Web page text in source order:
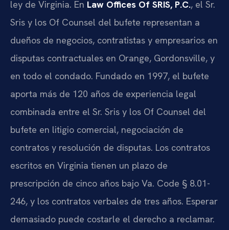
ley de Virginia. En Law Offices Of SRIS, P.C., el Sr.
Sris y los Of Counsel del bufete representan a
dueños de negocios, contratistas y empresarios en
disputas contractuales en Orange, Gordonsville, y
en todo el condado. Fundado en 1997, el bufete
aporta más de 120 años de experiencia legal
combinada entre el Sr. Sris y los Of Counsel del
bufete en litigio comercial, negociación de
contratos y resolución de disputas. Los contratos
escritos en Virginia tienen un plazo de
prescripción de cinco años bajo Va. Code § 8.01-
246, y los contratos verbales de tres años. Esperar
demasiado puede costarle el derecho a reclamar.